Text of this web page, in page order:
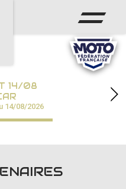
14/08
14/08/2026